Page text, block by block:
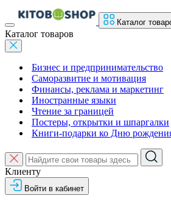
Каталог
Каталог товаров
Бизнес и предпринимательство
Саморазвитие и мотивация
Финансы, реклама и маркетинг
Иностранные языки
Чтение за границей
Постеры, открытки и шпаргалки
Книги-подарки ко Дню
Клиенту
Войти в кабинет